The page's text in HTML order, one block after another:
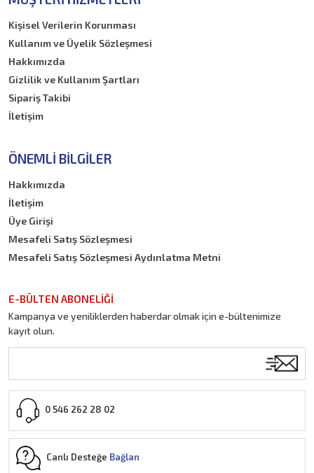
Kişisel Verilerin Korunması
Kullanım ve Üyelik Sözleşmesi
Hakkımızda
Gizlilik ve Kullanım Şartları
Sipariş Takibi
İletişim
ÖNEMLI BILGILER
Hakkımızda
İletişim
Üye Girişi
Mesafeli Satış Sözleşmesi
Mesafeli Satış Sözleşmesi Aydınlatma Metni
E-BÜLTEN ABONELİĞİ
Kampanya ve yeniliklerden haberdar olmak için e-bültenimize
kayıt olun.
0 546 262 28 02
Canlı Desteğe Bağlan